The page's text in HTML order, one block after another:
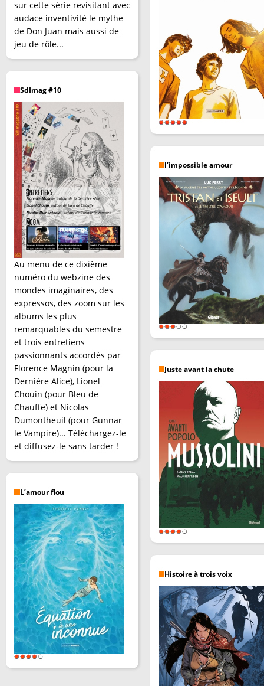
sur cette série revisitant avec
audace inventivité le mythe
de Don Juan mais aussi de
jeu de rôle...
SdImag #10
Au menu de ce dixième
numéro du webzine des
mondes imaginaires, des
expressos, des zoom sur les
albums les plus
remarquables du semestre
et trois entretiens
passionnants accordés par
Florence Magnin (pour la
Dernière Alice), Lionel
Chouin (pour Bleu de
Chauffe) et Nicolas
Dumontheuil (pour Gunnar
le Vampire)... Téléchargez-le
et diffusez-le sans tarder !
L’amour flou
l’impossible amour
Juste avant la chute
Histoire à trois voix